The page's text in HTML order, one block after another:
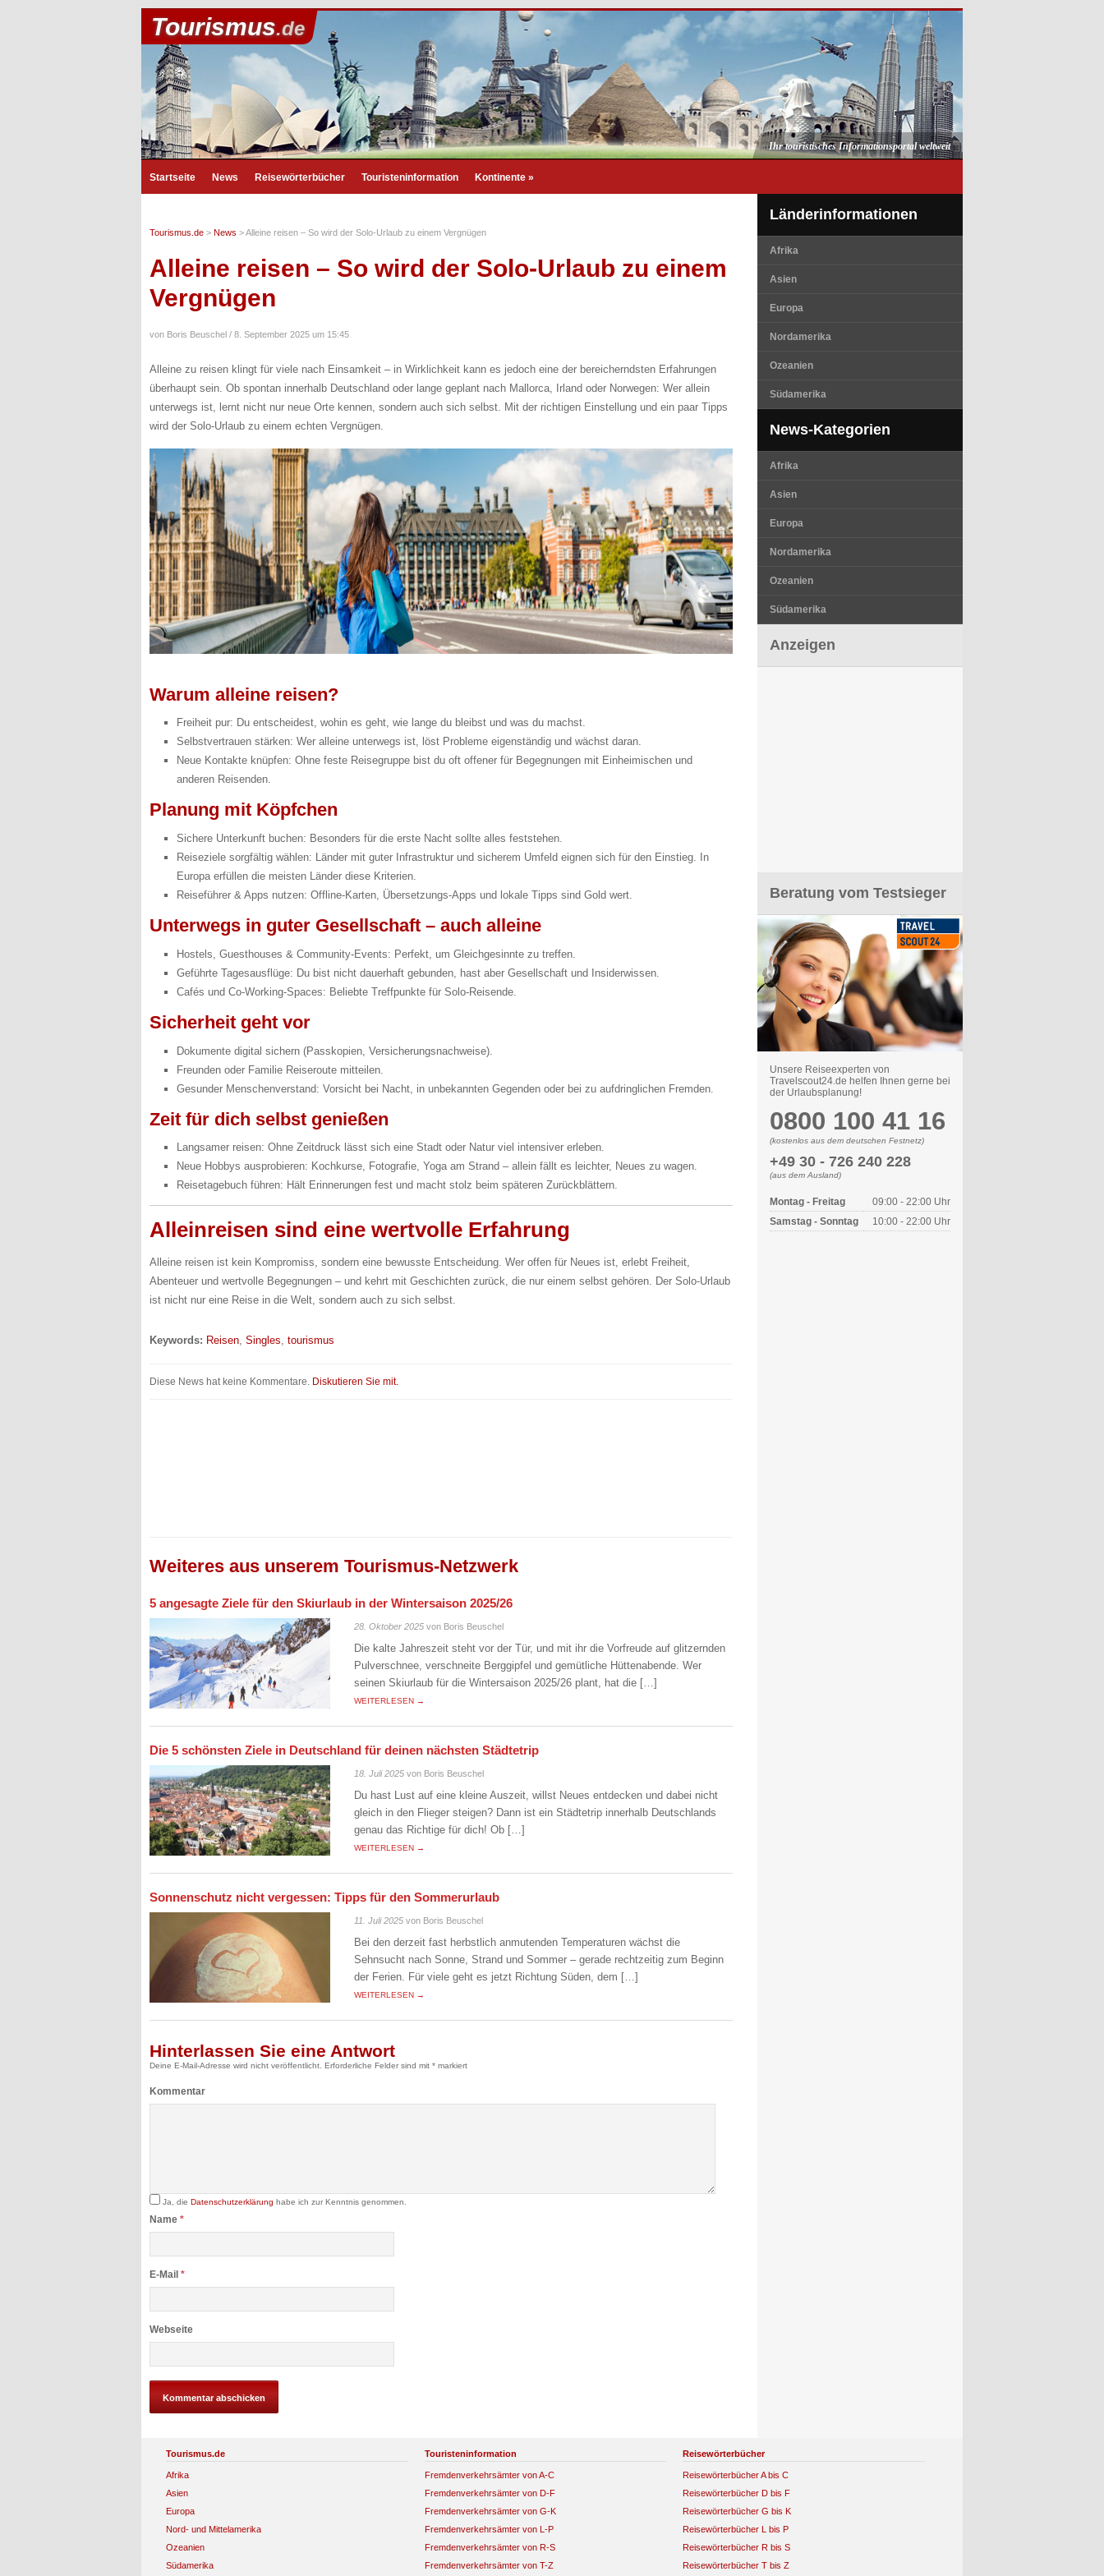
Tourismus.de
Ihr touristisches Informationsportal weltweit
Startseite News Reisewörterbücher Touristeninformation Kontinente »
Tourismus.de > News >Alleine reisen – So wird der Solo-Urlaub zu einem Vergnügen
Alleine reisen – So wird der Solo-Urlaub zu einem
Vergnügen
von Boris Beuschel / 8. September 2025 um 15:45
Alleine zu reisen klingt für viele nach Einsamkeit – in Wirklichkeit kann es jedoch eine der bereicherndsten Erfahrungen
überhaupt sein. Ob spontan innerhalb Deutschland oder lange geplant nach Mallorca, Irland oder Norwegen: Wer allein
unterwegs ist, lernt nicht nur neue Orte kennen, sondern auch sich selbst. Mit der richtigen Einstellung und ein paar Tipps
wird der Solo-Urlaub zu einem echten Vergnügen.
Warum alleine reisen?
Freiheit pur: Du entscheidest, wohin es geht, wie lange du bleibst und was du machst.
Selbstvertrauen stärken: Wer alleine unterwegs ist, löst Probleme eigenständig und wächst daran.
Neue Kontakte knüpfen: Ohne feste Reisegruppe bist du oft offener für Begegnungen mit Einheimischen und
anderen Reisenden.
Planung mit Köpfchen
Sichere Unterkunft buchen: Besonders für die erste Nacht sollte alles feststehen.
Reiseziele sorgfältig wählen: Länder mit guter Infrastruktur und sicherem Umfeld eignen sich für den Einstieg. In
Europa erfüllen die meisten Länder diese Kriterien.
Reiseführer & Apps nutzen: Offline-Karten, Übersetzungs-Apps und lokale Tipps sind Gold wert.
Unterwegs in guter Gesellschaft – auch alleine
Hostels, Guesthouses & Community-Events: Perfekt, um Gleichgesinnte zu treffen.
Geführte Tagesausflüge: Du bist nicht dauerhaft gebunden, hast aber Gesellschaft und Insiderwissen.
Cafés und Co-Working-Spaces: Beliebte Treffpunkte für Solo-Reisende.
Sicherheit geht vor
Dokumente digital sichern (Passkopien, Versicherungsnachweise).
Freunden oder Familie Reiseroute mitteilen.
Gesunder Menschenverstand: Vorsicht bei Nacht, in unbekannten Gegenden oder bei zu aufdringlichen Fremden.
Zeit für dich selbst genießen
Langsamer reisen: Ohne Zeitdruck lässt sich eine Stadt oder Natur viel intensiver erleben.
Neue Hobbys ausprobieren: Kochkurse, Fotografie, Yoga am Strand – allein fällt es leichter, Neues zu wagen.
Reisetagebuch führen: Hält Erinnerungen fest und macht stolz beim späteren Zurückblättern.
Alleinreisen sind eine wertvolle Erfahrung
Alleine reisen ist kein Kompromiss, sondern eine bewusste Entscheidung. Wer offen für Neues ist, erlebt Freiheit,
Abenteuer und wertvolle Begegnungen – und kehrt mit Geschichten zurück, die nur einem selbst gehören. Der Solo-Urlaub
ist nicht nur eine Reise in die Welt, sondern auch zu sich selbst.
Keywords: Reisen, Singles, tourismus
Diese News hat keine Kommentare. Diskutieren Sie mit.
Weiteres aus unserem Tourismus-Netzwerk
5 angesagte Ziele für den Skiurlaub in der Wintersaison 2025/26
28. Oktober 2025 von Boris Beuschel
Die kalte Jahreszeit steht vor der Tür, und mit ihr die Vorfreude auf glitzernden
Pulverschnee, verschneite Berggipfel und gemütliche Hüttenabende. Wer
seinen Skiurlaub für die Wintersaison 2025/26 plant, hat die […]
WEITERLESEN →
Die 5 schönsten Ziele in Deutschland für deinen nächsten Städtetrip
18. Juli 2025 von Boris Beuschel
Du hast Lust auf eine kleine Auszeit, willst Neues entdecken und dabei nicht
gleich in den Flieger steigen? Dann ist ein Städtetrip innerhalb Deutschlands
genau das Richtige für dich! Ob […]
WEITERLESEN →
Sonnenschutz nicht vergessen: Tipps für den Sommerurlaub
11. Juli 2025 von Boris Beuschel
Bei den derzeit fast herbstlich anmutenden Temperaturen wächst die
Sehnsucht nach Sonne, Strand und Sommer – gerade rechtzeitig zum Beginn
der Ferien. Für viele geht es jetzt Richtung Süden, dem […]
WEITERLESEN →
Hinterlassen Sie eine Antwort
Deine E-Mail-Adresse wird nicht veröffentlicht. Erforderliche Felder sind mit * markiert
Kommentar
Ja, die Datenschutzerklärung habe ich zur Kenntnis genommen.
Name *
E-Mail *
Webseite
Länderinformationen
Afrika
Asien
Europa
Nordamerika
Ozeanien
Südamerika
News-Kategorien
Afrika
Asien
Europa
Nordamerika
Ozeanien
Südamerika
Anzeigen
Beratung vom Testsieger
Unsere Reiseexperten von
Travelscout24.de helfen Ihnen gerne bei
der Urlaubsplanung!
0800 100 41 16
(kostenlos aus dem deutschen Festnetz)
+49 30 - 726 240 228
(aus dem Ausland)
Montag - Freitag
09:00 - 22:00 Uhr
Samstag - Sonntag
10:00 - 22:00 Uhr
Tourismus.de
Afrika
Asien
Europa
Nord- und Mittelamerika
Ozeanien
Südamerika
Touristeninformation
Fremdenverkehrsämter von A-C
Fremdenverkehrsämter von D-F
Fremdenverkehrsämter von G-K
Fremdenverkehrsämter von L-P
Fremdenverkehrsämter von R-S
Fremdenverkehrsämter von T-Z
Reisewörterbücher
Reisewörterbücher A bis C
Reisewörterbücher D bis F
Reisewörterbücher G bis K
Reisewörterbücher L bis P
Reisewörterbücher R bis S
Reisewörterbücher T bis Z